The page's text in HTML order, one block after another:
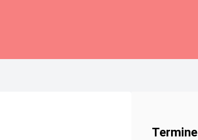
Termine